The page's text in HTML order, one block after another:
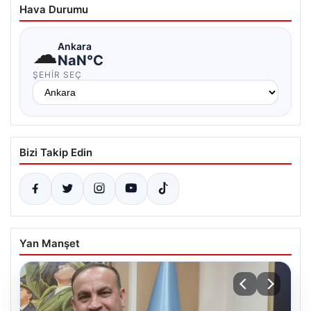
Hava Durumu
☁Ankara
NaN°C
ŞEHIR SEÇ
Bizi Takip Edin
Yan Manşet